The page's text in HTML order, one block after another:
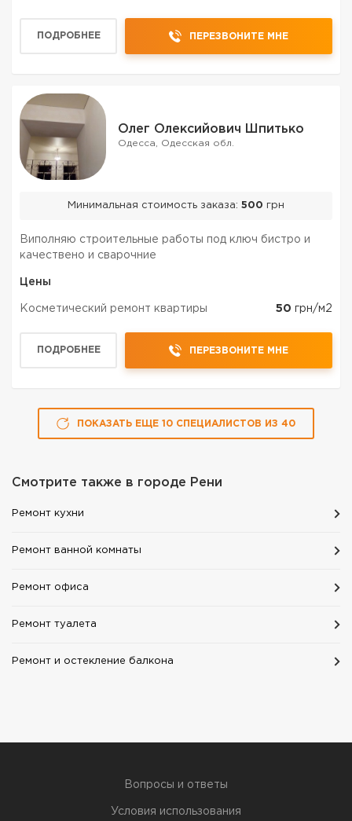
УЖЕ,ПРЯМО С...
ПОДРОБНЕЕ ПЕРЕЗВОНИТЕ МНЕ
Олег Олексийович Шпитько
Одесса, Одесская обл.
Минимальная стоимость заказа: 500 грн
Виполняю строительные работы под ключ бистро и
качествено и сварочние
Цены
Косметический ремонт квартиры 50 грн/м2
ПОДРОБНЕЕ ПЕРЕЗВОНИТЕ МНЕ
ПОКАЗАТЬ ЕЩЕ 10 СПЕЦИАЛИСТОВ ИЗ 40
Смотрите также в городе Рени
Ремонт кухни
Ремонт ванной комнаты
Ремонт офиса
Ремонт туалета
Ремонт и остекление балкона
Вопросы и ответы
Условия использования